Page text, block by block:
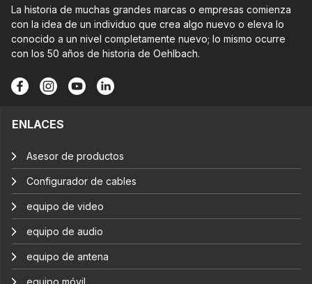
La historia de muchas grandes marcas o empresas comienza
con la idea de un individuo que crea algo nuevo o eleva lo
conocido a un nivel completamente nuevo; lo mismo ocurre
con los 50 años de historia de Oehlbach.
ENLACES
Asesor de productos
Configurador de cables
equipo de video
equipo de audio
equipo de antena